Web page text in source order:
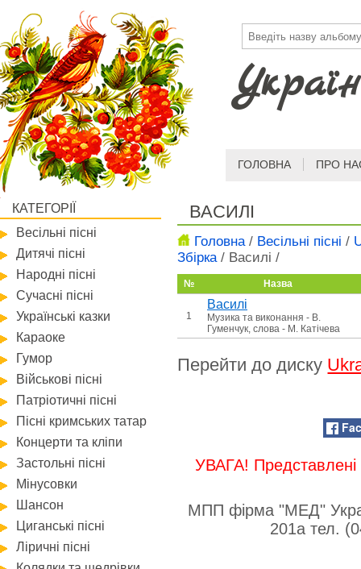
ГОЛОВНА ПРО
КАТЕГОРІЇ
Весільні пісні
Дитячі пісні
Народні пісні
Сучасні пісні
Українські казки
Караоке
Гумор
Військові пісні
Патріотичні пісні
Пісні кримських татар
Концерти та кліпи
Застольні пісні
Мінусовки
Шансон
Циганські пісні
Ліричні пісні
ВАСИЛІ
Головна/ Весільні пісні /
Збірка/ Василі /
№ Назва
1
Василі
Музика та виконання - В.
Гуменчук, слова - М. Катічева
Перейти до диску
УВАГА! Представлені
МПП фірма "МЕД"
201а тел.